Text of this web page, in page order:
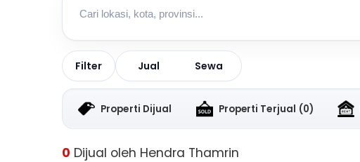
Filter Jual Sewa
Properti Dijual Properti Terjual (0)
0 Dijual oleh Hendra Thamrin